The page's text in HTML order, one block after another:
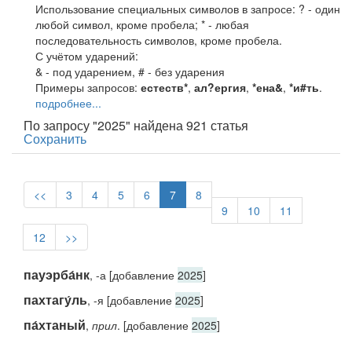
Использование специальных символов в запросе: ? - один
любой символ, кроме пробела; * - любая
последовательность символов, кроме пробела.
С учётом ударений:
& - под ударением, # - без ударения
Примеры запросов: естеств*, ал?ергия, *ена&, *и#ть.
подробнее...
По запросу "2025" найдена 921 статья
Сохранить
<< 3 4 5 6 7
8
9
10
11
12
>>
пауэрба́нк, -а [добавление 2025]
пахтагу́ль, -я [добавление 2025]
па́хтаный, прил. [добавление 2025]